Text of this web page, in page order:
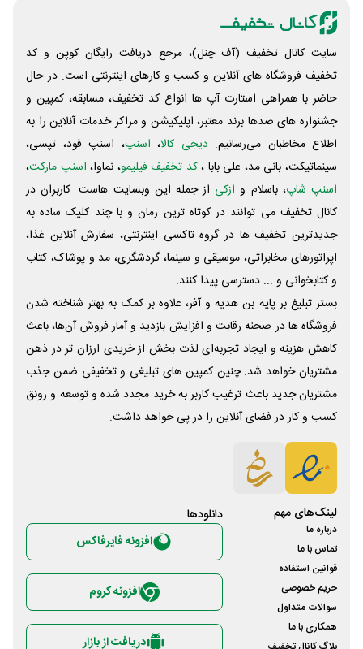
سایت کانال تخفیف (آف چنل)، مرجع دریافت رایگان کوپن و کد
تخفیف فروشگاه های آنلاین و کسب و‌ کارهای اینترنتی است. در حال
حاضر با همراهی استارت آپ ها انواع کد تخفیف، مسابقه، کمپین و
جشنواره های صدها برند معتبر، اپلیکیشن و مراکز خدمات آنلاین را به
اطلاع مخاطبان می‌رسانیم. دیجی کالا، اسنپ، اسنپ فود، تپسی،
سینماتیکت، بانی مد، علی‌ بابا ،کد تخفیف فیلیمو، نماوا، اسنپ مارکت،
اسنپ شاپ، باسلام و ازکی از جمله این وبسایت ‌هاست. کاربران در
کانال تخفیف می توانند در کوتاه ترین زمان و با چند کلیک ساده به
جدیدترین تخفیف ها در گروه تاکسی اینترنتی، سفارش آنلاین غذا،
اپراتورهای مخابراتی، موسیقی و سینما، گردشگری، مد و پوشاک، کتاب
و کتابخوانی و ... دسترسی پیدا کنند.
بستر تبلیغ بر پایه بن هدیه و آفر، علاوه بر کمک به بهتر شناخته شدن
فروشگاه ها در صحنه رقابت و افزایش بازدید و آمار فروش آن‌ها، باعث
کاهش هزینه و ایجاد تجربه‌ای لذت بخش از خریدی ارزان تر در ذهن
مشتریان خواهد شد. چنین کمپین های تبلیغی و تخفیفی ضمن جذب
مشتریان جدید باعث ترغیب کاربر به خرید مجدد شده و توسعه و رونق
کسب و کار در فضای آنلاین را در پی خواهد داشت.
لینک‌های مهم
درباره ما
تماس با ما
قوانین استفاده
حریم خصوصی
سوالات متداول
همکاری با ما
دانلود‌ها
افزونه فایرفاکس
افزونه کروم
دریافت از بازار